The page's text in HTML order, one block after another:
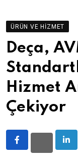
Ürün ve Hizmet
Enerji
Haber
Gündem
Atamalar
ÜRÜN VE HIZMET
Deça,
Hizmet
Çekiyor